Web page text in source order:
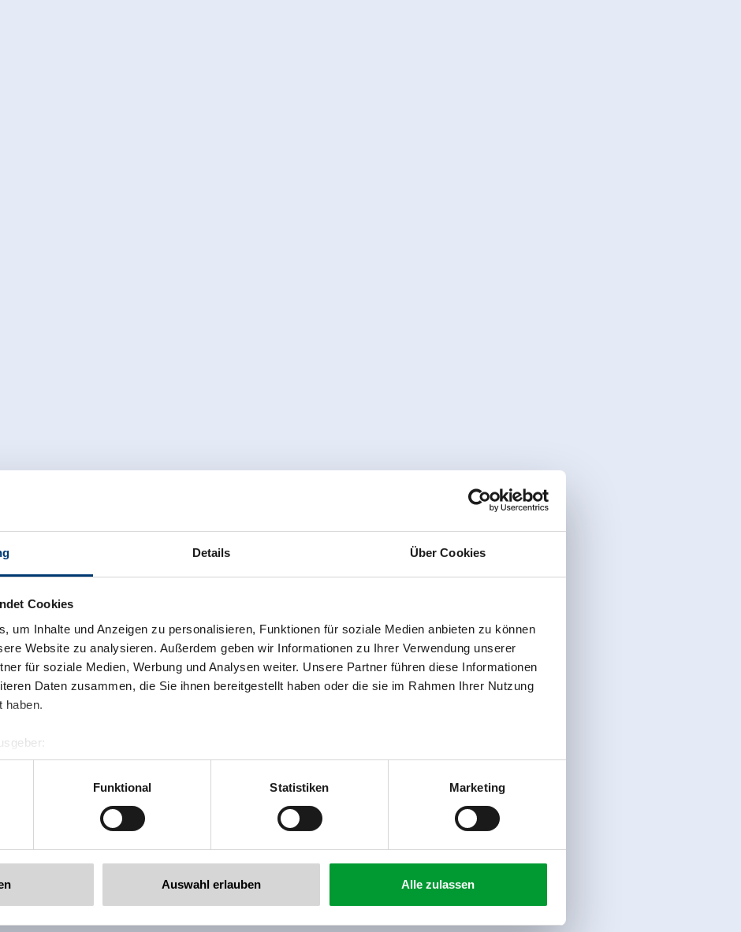
Details Über Cookies
Cookies
um Inhalte und Anzeigen zu personalisieren, Funktionen für soziale Medien anbieten zu können
Website zu analysieren. Außerdem geben wir Informationen zu Ihrer Verwendung unserer
für soziale Medien, Werbung und Analysen weiter. Unsere Partner führen diese Informationen
Daten zusammen, die Sie ihnen bereitgestellt haben oder die sie im Rahmen Ihrer Nutzung
haben.
GmbH & Co KG
Ziller
Funktional Statistiken Marketing
Auswahl erlauben Alle zulassen